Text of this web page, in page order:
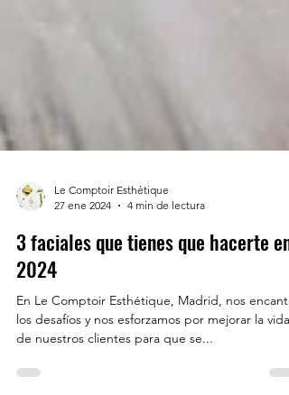
27 ene 2024
4 min de lectura
3 faciales que tienes que hacerte en
2024
En Le Comptoir Esthétique, Madrid, nos
de nuestros clientes para que se...